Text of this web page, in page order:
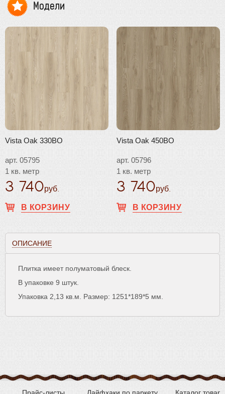
Модели
Vista Oak 330BO
арт. 05795
1 кв. метр
3 740руб.
В КОРЗИНУ
Vista Oak 450BO
арт. 05796
1 кв. метр
3 740руб.
В КОРЗИНУ
ОПИСАНИЕ
Плитка имеет полуматовый блеск.
В упаковке 9 штук.
Упаковка 2,13 кв.м. Размер: 1251*189*5 мм.